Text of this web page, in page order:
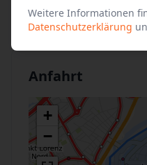
Anfahrt
+
−
Weitere Informationen
Datenschutzerklärung